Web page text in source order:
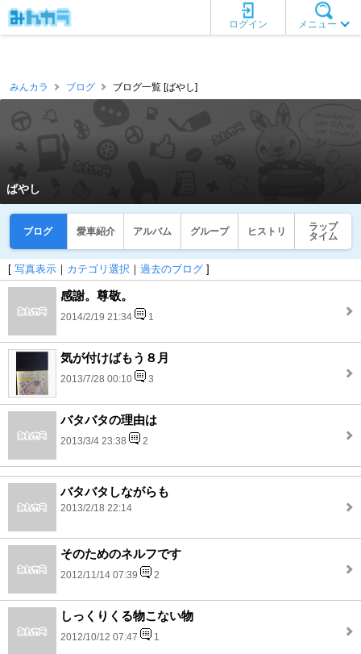
メニュー
ログイン
みんカラ ブログ ブログ一覧 [ばやし]
ばやし
ブログ 愛車紹介 アルバム グループ ヒストリ
ラップ
タイム
[ 写真表示 ｜ カテゴリ選択 ｜ 過去のブログ ]
感謝。尊敬。
2014/2/19 21:34 1
気が付けばもう８月
2013/7/28 00:10 3
バタバタの理由は
2013/3/4 23:38 2
バタバタしながらも
2013/2/18 22:14
そのためのネルフです
2012/11/14 07:39 2
しっくりくる物こない物
2012/10/12 07:47 1